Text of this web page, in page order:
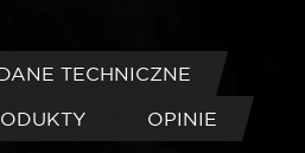
TECHNICZNE
OPINIE